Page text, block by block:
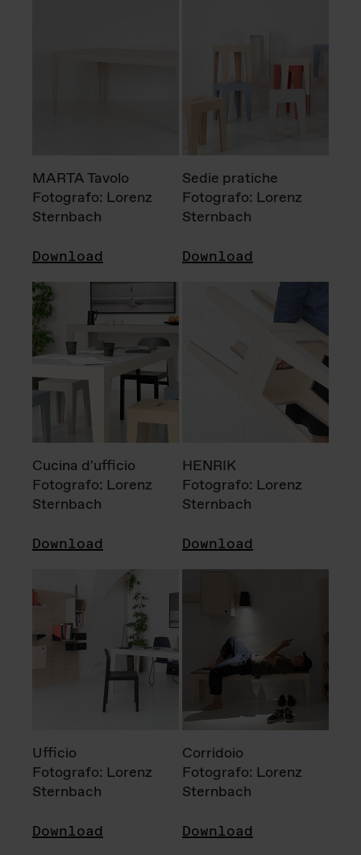
MARTA Tavolo
Fotografo: Lorenz
Sternbach
Download
Sedie pratiche
Fotografo: Lorenz
Sternbach
Download
Cucina d'ufficio
Fotografo: Lorenz
Sternbach
Download
HENRIK
Fotografo: Lorenz
Sternbach
Download
Ufficio
Fotografo: Lorenz
Sternbach
Download
Corridoio
Fotografo: Lorenz
Sternbach
Download